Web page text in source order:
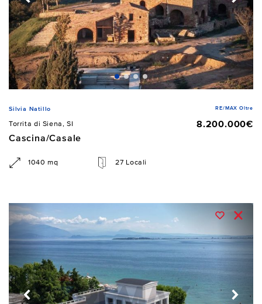
Silvia Natillo RE/MAX Oltre
Torrita di Siena, SI
8.200.000€
Cascina/Casale
1040 mq 27 Locali